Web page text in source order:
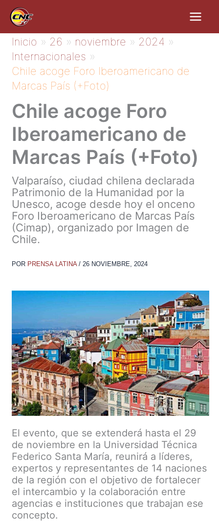
contenido
Inicio 26 noviembre
2024
Internacionales
Chile acoge Foro Iberoamericano de
Marcas País (+Foto)
Chile acoge Foro
Iberoamericano de
Marcas País (+Foto)
Valparaíso, ciudad chilena declarada
Patrimonio de la Humanidad por la
Unesco, acoge desde hoy el onceno
Foro Iberoamericano de Marcas País
(Cimap), organizado por Imagen de
Chile.
POR PRENSA LATINA / 26 NOVIEMBRE, 2024
El evento, que se extenderá hasta el 29
de noviembre en la Universidad Técnica
Federico Santa María, reunirá a líderes,
expertos y representantes de 14 naciones
de la región con el objetivo de fortalecer
el intercambio y la colaboración entre
agencias e instituciones que trabajan ese
concepto.